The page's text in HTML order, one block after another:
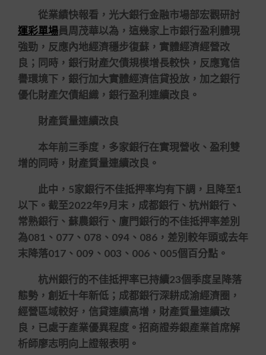
從業績快報看，光大銀行金融市場部宏觀研討
運彩單場員周茂華以為，這幾家上市銀行盈利體現
強勁，反應內地經濟穩步復蘇，實體經濟經營改
良；同時，銀行財產欠債規模增長較快，反應寬信
譽環境下，銀行加大實體經濟信貸投放，加之銀行
優化財產欠債組織，銀行盈利連續改良。
財產質量連續改良
本年前三季度，多家銀行在實現營收、盈利雙
增的同時，財產質量連續改良。
此中，5家銀行不佳抵押率均有下調，且降至1
以下。截至2022年9月末，成都銀行、杭州銀行、
常熟銀行、蘇農銀行、廈門銀行的不佳抵押率差別
為081、077、078、094、086，差別較年頭或去年
末降落017、009、003、006、005個百分點。
杭州銀行的不佳抵押率已持續23個季度呈降落
態勢，創近十年新低；成都銀行深耕成渝經濟圈，
經營區域較好，信貸連續高增，財產質量連續改
良，已處于產業優異程度。招商證券銀產業首席解
析師廖志明向上證報表明。